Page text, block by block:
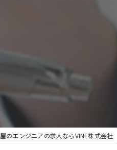
EXPERIENCED
INEXPERIENCED
JOB CHANGE
のエンジニアの求人ならVINE株式会社